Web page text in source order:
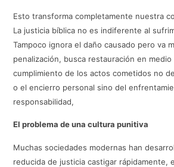
Esto transforma completamente nuestra
La justicia bíblica no es indiferente al
Tampoco ignora el daño causado pero va
penalización, busca restauración en
cumplimiento de los actos cometidos no
o el encierro personal sino del
responsabilidad,
El problema de una cultura punitiva
Muchas sociedades modernas han
reducida de justicia castigar rápidamente,